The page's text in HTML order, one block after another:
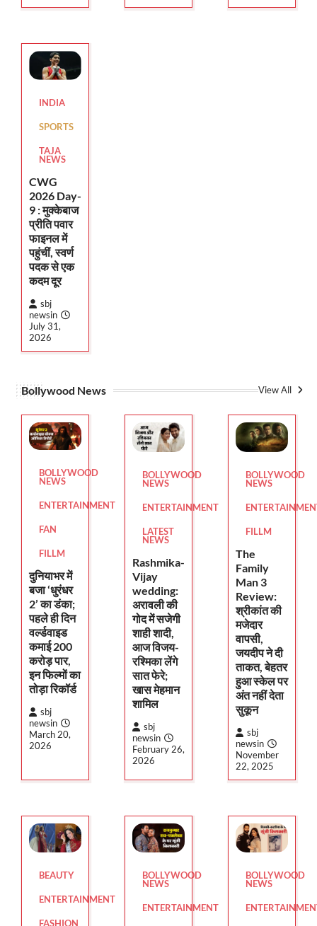
INDIA
SPORTS
TAJA
NEWS
CWG
2026 Day-
9 : मुक्केबाज
प्रीति पवार
फाइनल में
पहुंचीं, स्वर्ण
पदक से एक
कदम दूर
sbj
newsin
July 31,
2026
Bollywood News View All
BOLLYWOOD
NEWS
ENTERTAINMENT
FAN
FILLM
दुनियाभर में
बजा ‘धुरंधर
2’ का डंका;
पहले ही दिन
वर्ल्डवाइड
कमाई 200
करोड़ पार,
इन फिल्मों का
तोड़ा रिकॉर्ड
sbj
newsin
March 20,
2026
BOLLYWOOD
NEWS
ENTERTAINMENT
LATEST
NEWS
Rashmika-
Vijay
wedding:
अरावली की
गोद में सजेगी
शाही शादी,
आज विजय-
रश्मिका लेंगे
सात फेरे;
खास मेहमान
शामिल
sbj
newsin
February 26,
2026
BOLLYWOOD
NEWS
FILLM
The
Family
Man 3
Review:
श्रीकांत की
मजेदार
वापसी,
जयदीप ने दी
ताकत, बेहतर
हुआ स्केल पर
अंत नहीं देता
सुकून
sbj
newsin
November
22, 2025
BEAUTY
ENTERTAINMENT
FASHION
BOLLYWOOD
NEWS
ENTERTAINMENT
BOLLYWOOD
NEWS